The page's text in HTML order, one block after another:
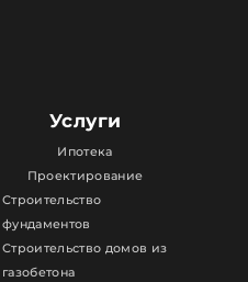
Услуги
Ипотека
Проектирование
Строительство
фундаментов
Строительство домов из
газобетона